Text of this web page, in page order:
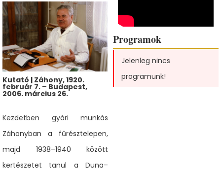
Kutató | Záhony, 1920.
február 7. – Budapest,
2006. március 26.
Kezdetben gyári munkás
Záhonyban a fűrésztelepen,
majd 1938–1940 között
kertészetet tanul a Duna–
Programok
Jelenleg nincs
programunk!